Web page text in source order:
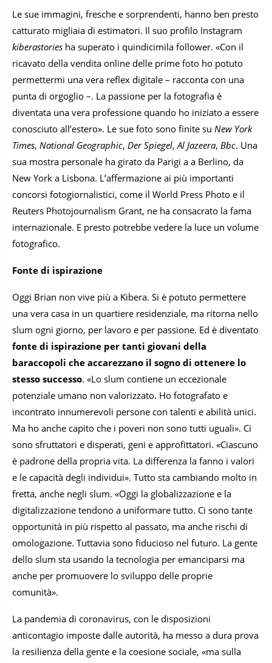
Le sue immagini, fresche e sorprendenti, hanno ben presto
catturato migliaia di estimatori. Il suo profilo Instagram
kiberastories ha superato i quindicimila follower. «Con il
ricavato della vendita online delle prime foto ho potuto
permettermi una vera reflex digitale – racconta con una
punta di orgoglio –. La passione per la fotografia è
diventata una vera professione quando ho iniziato a essere
conosciuto all’estero». Le sue foto sono finite su New York
Times, National Geographic, Der Spiegel,Al Jazeera, Bbc. Una
sua mostra personale ha girato da Parigi a a Berlino, da
New York a Lisbona. L’affermazione ai più importanti
concorsi fotogiornalistici, come il World Press Photo e il
Reuters Photojournalism Grant, ne ha consacrato la fama
internazionale. E presto potrebbe vedere la luce un volume
fotografico.
Fonte di ispirazione
Oggi Brian non vive più a Kibera. Si è potuto permettere
una vera casa in un quartiere residenziale, ma ritorna nello
slum ogni giorno, per lavoro e per passione. Ed è diventato
fonte di ispirazione per tanti giovani della
baraccopoli che accarezzano il sogno di ottenere lo
stesso successo. «Lo slum contiene un eccezionale
potenziale umano non valorizzato. Ho fotografato e
incontrato innumerevoli persone con talenti e abilità unici.
Ma ho anche capito che i poveri non sono tutti uguali». Ci
sono sfruttatori e disperati, geni e approfittatori. «Ciascuno
è padrone della propria vita. La differenza la fanno i valori
e le capacità degli individui». Tutto sta cambiando molto in
fretta, anche negli slum. «Oggi la globalizzazione e la
digitalizzazione tendono a uniformare tutto. Ci sono tante
opportunità in più rispetto al passato, ma anche rischi di
omologazione. Tuttavia sono fiducioso nel futuro. La gente
dello slum sta usando la tecnologia per emanciparsi ma
anche per promuovere lo sviluppo delle proprie
comunità».
La pandemia di coronavirus, con le disposizioni
anticontagio imposte dalle autorità, ha messo a dura prova
la resilienza della gente e la coesione sociale, «ma sulla